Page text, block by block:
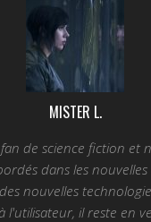
MISTER L.
de science fiction et
dans les nouvelles
nouvelles
l'utilisateur, il reste en